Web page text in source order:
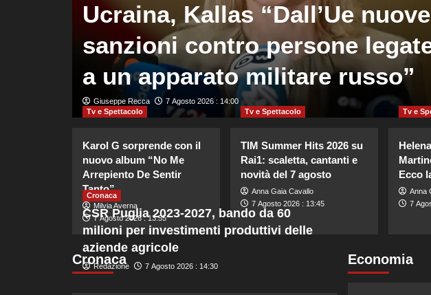
Ucraina, Kallas “Dall’Ue nuove
sanzioni contro persone
a un apparato militare russo”
Giuseppe Recca 7 Agosto 2026 : 14:00
Tv e Spettacolo
Karol G sorprende con il
nuovo album “No Me
Arrepiento De Sentir
Tanto”
Milvia Averna
7 Agosto 2026 : 13:55
Tv e Spettacolo
TIM Summer Hits 2026 su
Rai1: scaletta, cantanti e
novità del 7 agosto
Anna Gaia Cavallo
7 Agosto 2026 : 13:45
Tv e
Ecco
Anna
7
Cronaca
Cronaca
CSR Puglia 2023-2027, bando da 60
milioni per investimenti produttivi delle
aziende agricole
Redazione 7 Agosto 2026 : 14:30 Economia